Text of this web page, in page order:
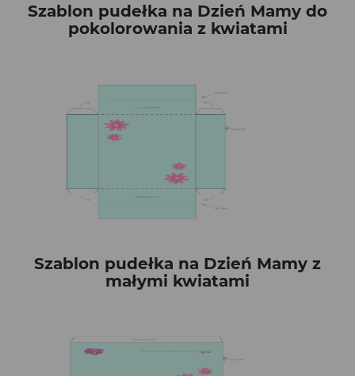
Szablon pudełka na Dzień Mamy do
pokolorowania z kwiatami
Szablon pudełka na Dzień Mamy z
małymi kwiatami